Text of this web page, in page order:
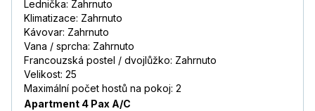
Lednička: Zahrnuto
Klimatizace: Zahrnuto
Kávovar: Zahrnuto
Vana / sprcha: Zahrnuto
Francouzská postel / dvojlůžko: Zahrnuto
Velikost: 25
Maximální počet hostů na pokoj: 2
Apartment 4 Pax A/C